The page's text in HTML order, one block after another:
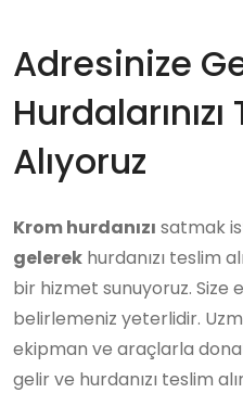
Adresinize
Alıyoruz
Krom hurdanızı satmak
gelerek hurdanızı teslim
bir hizmet sunuyoruz. Size
belirlemeniz yeterlidir.
ekipman ve araçlarla
gelir ve hurdanızı teslim